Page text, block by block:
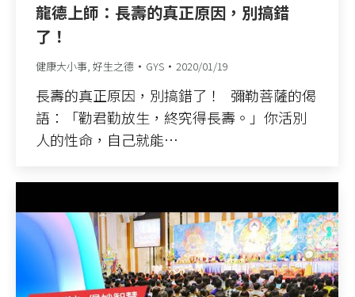
龍德上師：長壽的真正原因，別搞錯
了！
健康大小事, 好生之德 GYS 2020/01/19
長壽的真正原因，別搞錯了！ 彌勒菩薩的偈
語：「勸君勤放生，終究得長壽。」你活別
人的性命，自己就能…